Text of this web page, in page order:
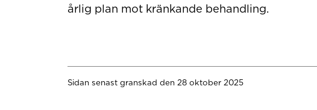
årlig plan mot kränkande behandling.
Sidan senast granskad den 28 oktober 2025